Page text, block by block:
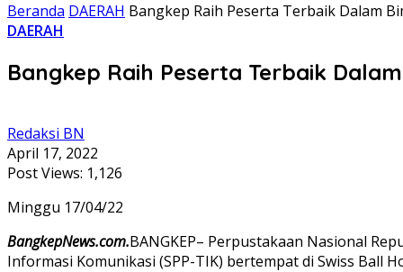
Beranda DAERAH Bangkep Raih Peserta Terbaik Dalam
DAERAH
Bangkep Raih Peserta Terbaik
Redaksi BN
April 17, 2022
Post Views: 1,126
Minggu 17/04/22
BangkepNews.com.BANGKEP– Perpustakaan Nasional
Informasi Komunikasi (SPP-TIK) bertempat di Swiss Ball